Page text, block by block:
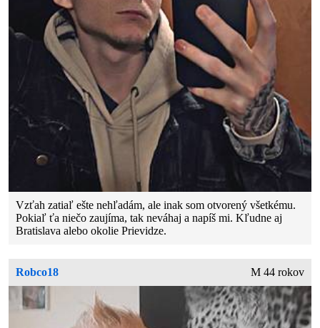
Vzťah zatiaľ ešte nehľadám, ale inak som otvorený všetkému.
Pokiaľ ťa niečo zaujíma, tak neváhaj a napíš mi. Kľudne aj
Bratislava alebo okolie Prievidze.
Robco18 M 44 rokov